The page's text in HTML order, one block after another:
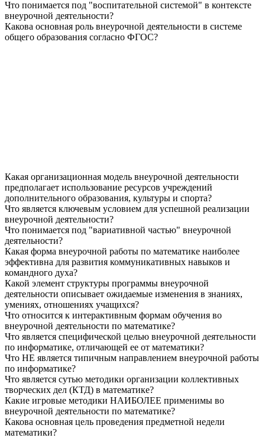
Что понимается под "воспитательной системой" в контексте
внеурочной деятельности?
Какова основная роль внеурочной деятельности в системе
общего образования согласно ФГОС?
Какая организационная модель внеурочной деятельности
предполагает использование ресурсов учреждений
дополнительного образования, культуры и спорта?
Что является ключевым условием для успешной реализации
внеурочной деятельности?
Что понимается под "вариативной частью" внеурочной
деятельности?
Какая форма внеурочной работы по математике наиболее
эффективна для развития коммуникативных навыков и
командного духа?
Какой элемент структуры программы внеурочной
деятельности описывает ожидаемые изменения в знаниях,
умениях, отношениях учащихся?
Что относится к интерактивным формам обучения во
внеурочной деятельности по математике?
Что является специфической целью внеурочной деятельности
по информатике, отличающей ее от математики?
Что НЕ является типичным направлением внеурочной работы
по информатике?
Что является сутью методики организации коллективных
творческих дел (КТД) в математике?
Какие игровые методики НАИБОЛЕЕ применимы во
внеурочной деятельности по математике?
Какова основная цель проведения предметной недели
математики?